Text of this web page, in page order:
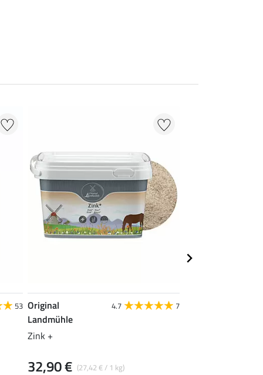
53 Original
Landmühle
4.7 7
Zink +
(27,42 € / 1 kg)
32,90 €